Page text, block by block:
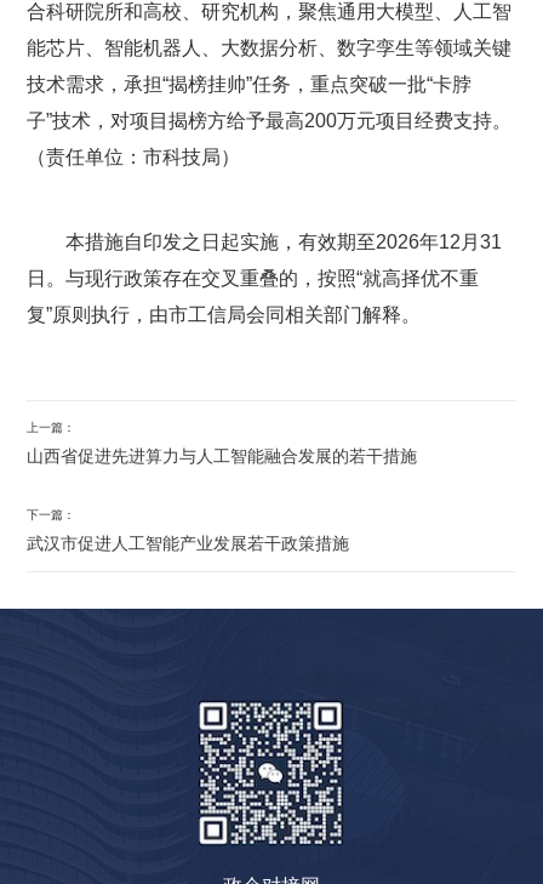
合科研院所和高校、研究机构，聚焦通用大模型、人工智
能芯片、智能机器人、大数据分析、数字孪生等领域关键
技术需求，承担“揭榜挂帅”任务，重点突破一批“卡脖
子”技术，对项目揭榜方给予最高200万元项目经费支持。
（责任单位：市科技局）
本措施自印发之日起实施，有效期至2026年12月31
日。与现行政策存在交叉重叠的，按照“就高择优不重
复”原则执行，由市工信局会同相关部门解释。
上一篇：
山西省促进先进算力与人工智能融合发展的若干措施
下一篇：
武汉市促进人工智能产业发展若干政策措施